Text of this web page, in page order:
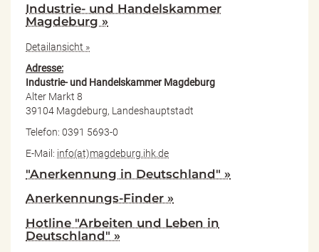
Industrie- und Handelskammer
Magdeburg »
Detailansicht »
Adresse:
Industrie- und Handelskammer Magdeburg
Alter Markt 8
39104 Magdeburg, Landeshauptstadt
Telefon: 0391 5693-0
E-Mail: info(at)magdeburg.ihk.de
"Anerkennung in Deutschland" »
Anerkennungs-Finder »
Hotline "Arbeiten und Leben in
Deutschland" »